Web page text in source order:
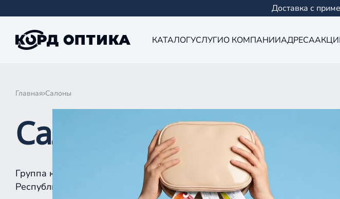
Доставка с
КАТАЛОГУСЛУГИО КОМПАНИИАДРЕСА
Главная Салоны
Салоны КОРД
Группа компаний «Корд Оптика» - это более 100 салонов в Казани и
Республике Татарстан, Самаре, Уфе, Рыбинске.